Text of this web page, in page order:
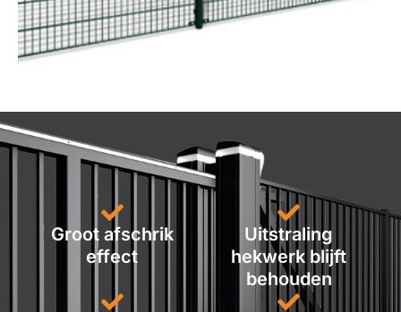
Groot afschrik
effect
Uitstraling
hekwerk blijft
behouden